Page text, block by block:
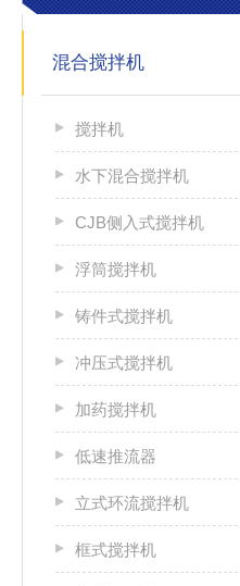
混合搅拌机
搅拌机
水下混合搅拌机
CJB侧入式搅拌机
浮筒搅拌机
铸件式搅拌机
冲压式搅拌机
加药搅拌机
低速推流器
立式环流搅拌机
框式搅拌机